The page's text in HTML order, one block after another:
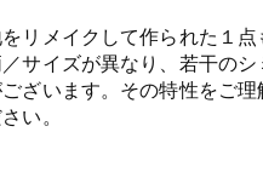
リメイクして作られた１点
サイズが異なり、若干のシ
ざいます。その特性をご
い。